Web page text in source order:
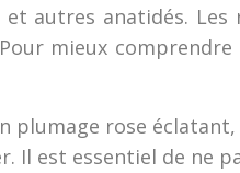
autres anatidés.
mieux
rose
Il est essentiel de ne